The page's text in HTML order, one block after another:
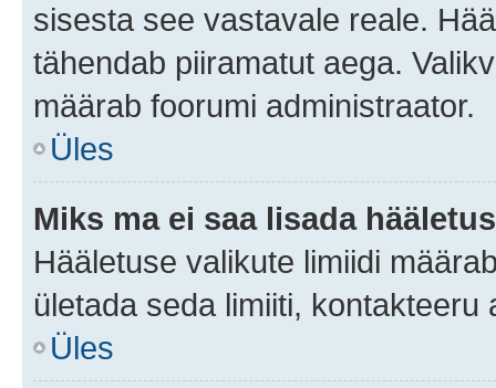
sisesta see vastavale reale.
tähendab piiramatut aega.
määrab foorumi administraator.
Üles
Miks ma ei saa lisada
Hääletuse valikute limiidi
ületada seda limiiti, kontakteeru
Üles